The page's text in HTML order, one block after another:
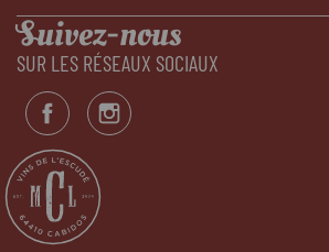
Suivez-nous
SUR LES RÉSEAUX SOCIAUX